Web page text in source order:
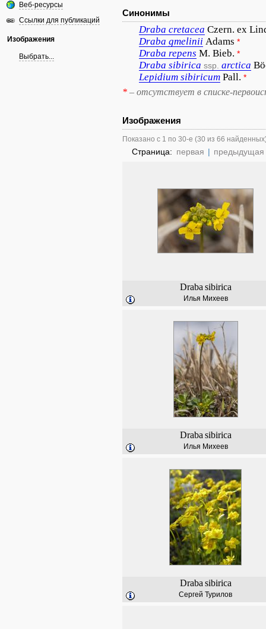
Веб-ресурсы
Ссылки для публикаций
Изображения
Выбрать...
Синонимы
Draba cretacea Czern. ex
Draba gmelinii Adams *
Draba repens M. Bieb. *
Draba sibirica ssp. arctica
Lepidium sibiricum Pall. *
* – отсутствует в списке-
Изображения
Показано с 1 по 30-е (30 из 66
Страница: первая | предыдущая
Draba sibirica
Илья Михеев
Draba sibirica
Илья Михеев
Draba sibirica
Сергей Турилов